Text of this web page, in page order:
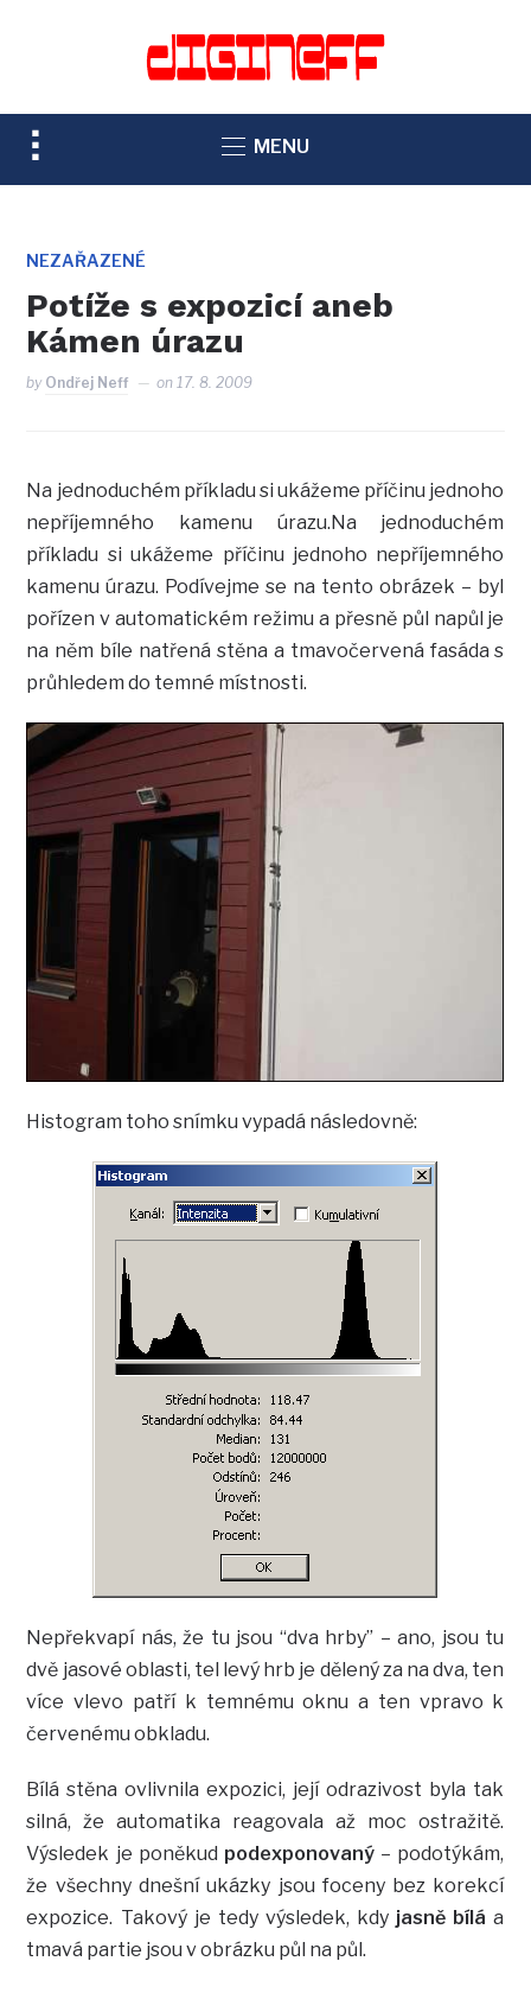
TOGGLE
SIDEBAR
NAVIGATION
MENU
NEZAŘAZENÉ
Potíže s expozicí aneb
Kámen úrazu
by Ondřej Neff on17. 8. 2009
Na jednoduchém příkladu si ukážeme příčinu jednoho
nepříjemného kamenu úrazu.Na jednoduchém
příkladu si ukážeme příčinu jednoho nepříjemného
kamenu úrazu. Podívejme se na tento obrázek – byl
pořízen v automatickém režimu a přesně půl napůl je
na něm bíle natřená stěna a tmavočervená fasáda s
průhledem do temné místnosti.
Histogram toho snímku vypadá následovně:
Nepřekvapí nás, že tu jsou “dva hrby” – ano, jsou tu
dvě jasové oblasti, tel levý hrb je dělený za na dva, ten
více vlevo patří k temnému oknu a ten vpravo k
červenému obkladu.
Bílá stěna ovlivnila expozici, její odrazivost byla tak
silná, že automatika reagovala až moc ostražitě.
Výsledek je poněkud podexponovaný – podotýkám,
že všechny dnešní ukázky jsou foceny bez korekcí
expozice. Takový je tedy výsledek, kdy jasně bílá a
tmavá partie jsou v obrázku půl na půl.